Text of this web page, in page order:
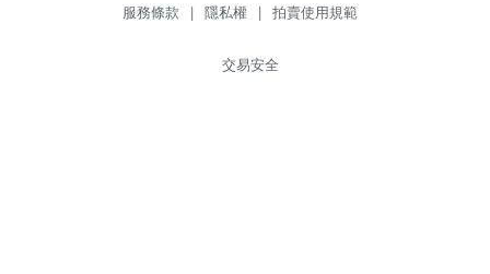
服務條款 | 隱私權 | 拍賣使用規範
交易安全